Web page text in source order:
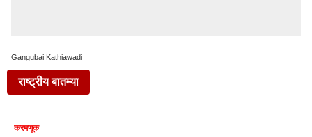
Gangubai Kathiawadi
राष्ट्रीय बातम्या
करमणूक